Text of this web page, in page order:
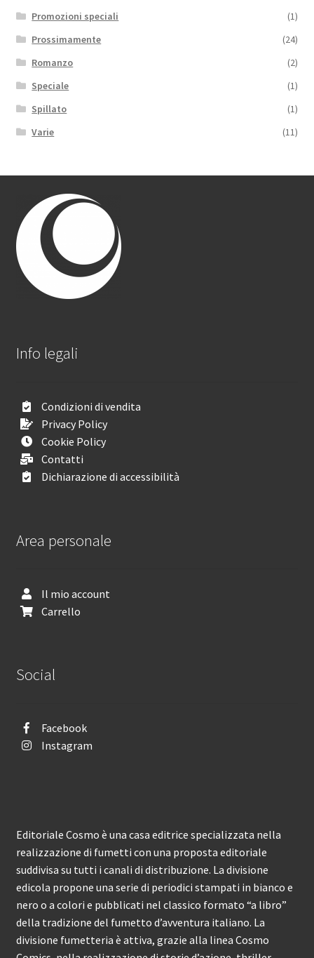
Promozioni speciali
(1)
Prossimamente
(24)
Romanzo
(2)
Speciale
(1)
Spillato
(1)
Varie
(11)
Info legali
Condizioni di vendita
Privacy Policy
Cookie Policy
Contatti
Dichiarazione di accessibilità
Area personale
Il mio account
Carrello
Social
Facebook
Instagram
Editoriale Cosmo è una casa editrice specializzata nella
realizzazione di fumetti con una proposta editoriale
suddivisa su tutti i canali di distribuzione. La divisione
edicola propone una serie di periodici stampati in bianco e
nero o a colori e pubblicati nel classico formato “a libro”
della tradizione del fumetto d’avventura italiano. La
divisione fumetteria è attiva, grazie alla linea Cosmo